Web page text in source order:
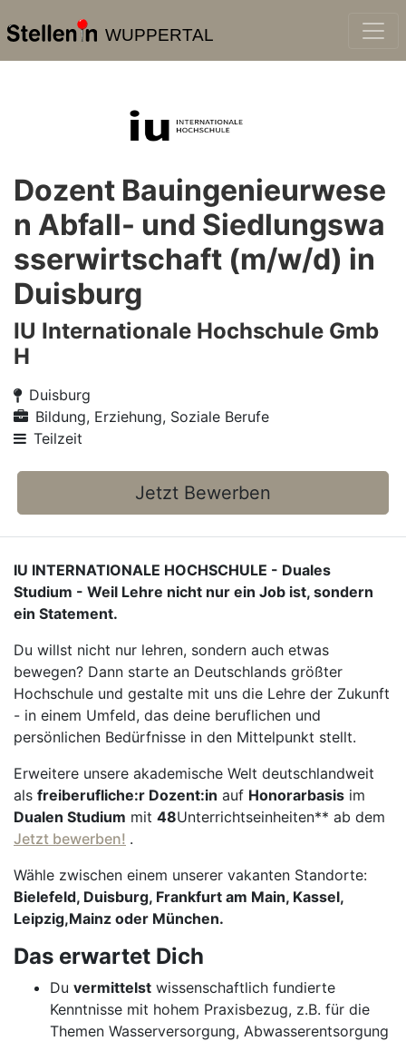
WUPPERTAL
Dozent Bauingenieurwese
n Abfall- und Siedlungswa
sserwirtschaft (m/w/d) in
Duisburg
IU Internationale Hochschule Gmb
H
Duisburg
Bildung, Erziehung, Soziale Berufe
Teilzeit
Jetzt Bewerben
IU INTERNATIONALE HOCHSCHULE - Duales
Studium - Weil Lehre nicht nur ein Job ist, sondern
ein Statement.
Du willst nicht nur lehren, sondern auch etwas
bewegen? Dann starte an Deutschlands größter
Hochschule und gestalte mit uns die Lehre der Zukunft
- in einem Umfeld, das deine beruflichen und
persönlichen Bedürfnisse in den Mittelpunkt stellt.
Erweitere unsere akademische Welt deutschlandweit
als freiberufliche:r Dozent:in auf Honorarbasis im
Dualen Studium mit 48Unterrichtseinheiten** ab dem
Jetzt bewerben! .
Wähle zwischen einem unserer vakanten Standorte:
Bielefeld, Duisburg, Frankfurt am Main, Kassel,
Leipzig,Mainz oder München.
Das erwartet Dich
Du vermittelst wissenschaftlich fundierte
Kenntnisse mit hohem Praxisbezug, z.B. für die
Themen Wasserversorgung, Abwasserentsorgung